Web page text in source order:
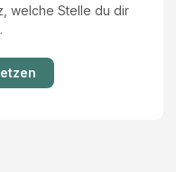
welche Stelle du dir